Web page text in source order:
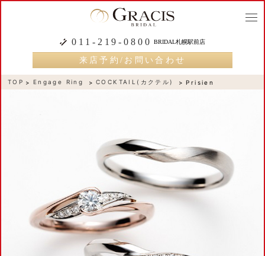
011-219-0800 BRIDAL札幌駅前店
来店予約/お問い合わせ
TOP Engage Ring COCKTAIL(カクテル) Prisien